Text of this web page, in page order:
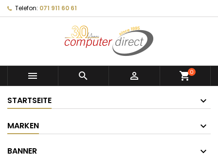
Telefon: 071 911 60 61
   shopping_cart0
STARTSEITE
MARKEN
BANNER